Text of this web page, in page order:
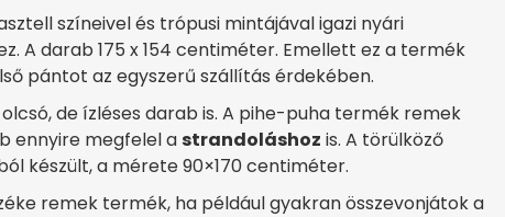
színeivel és trópusi mintájával igazi nyári
A darab 175 x 154 centiméter. Emellett ez a termék
pántot az egyszerű szállítás érdekében.
de ízléses darab is. A pihe-puha termék remek
ennyire megfelel a strandoláshoz is. A törülköző
készült, a mérete 90×170 centiméter.
remek termék, ha például gyakran összevonjátok a